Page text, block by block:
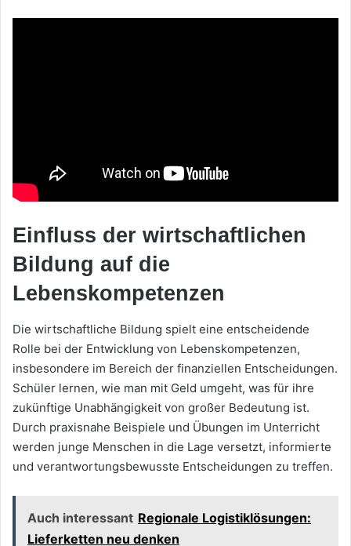
Einfluss der wirtschaftlichen
Bildung auf die
Lebenskompetenzen
Die wirtschaftliche Bildung spielt eine entscheidende
Rolle bei der Entwicklung von Lebenskompetenzen,
insbesondere im Bereich der finanziellen Entscheidungen.
Schüler lernen, wie man mit Geld umgeht, was für ihre
zukünftige Unabhängigkeit von großer Bedeutung ist.
Durch praxisnahe Beispiele und Übungen im Unterricht
werden junge Menschen in die Lage versetzt, informierte
und verantwortungsbewusste Entscheidungen zu treffen.
Auch interessant Regionale Logistiklösungen:
Lieferketten neu denken